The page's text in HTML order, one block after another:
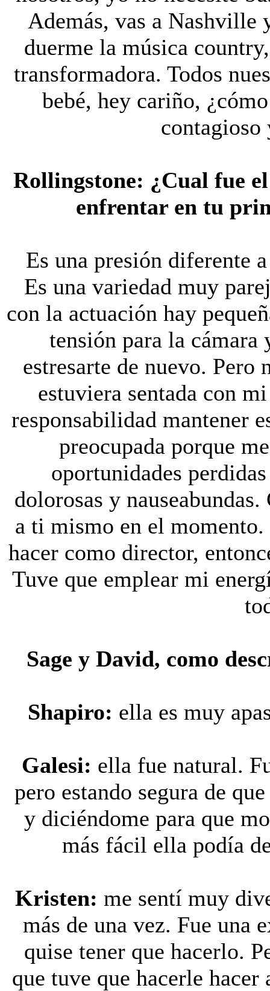
Además, vas a Nashville
duerme la música
transformadora. Todos
bebé, hey cariño,
contagioso
Rollingstone: ¿Cual fue
enfrentar en tu
Es una presión diferente
Es una variedad muy
con la actuación hay
tensión para la cámara
estresarte de nuevo. Pero
estuviera sentada con
responsabilidad mantener
preocupada porque
oportunidades
dolorosas y
a ti mismo en el
hacer como director,
Tuve que emplear mi
Sage y David, como
Shapiro: ella es muy
Galesi: ella fue natural.
pero estando segura de
y diciéndome para que
más fácil ella podía
Kristen: me sentí muy
más de una vez. Fue una
quise tener que hacerlo.
que tuve que hacerle